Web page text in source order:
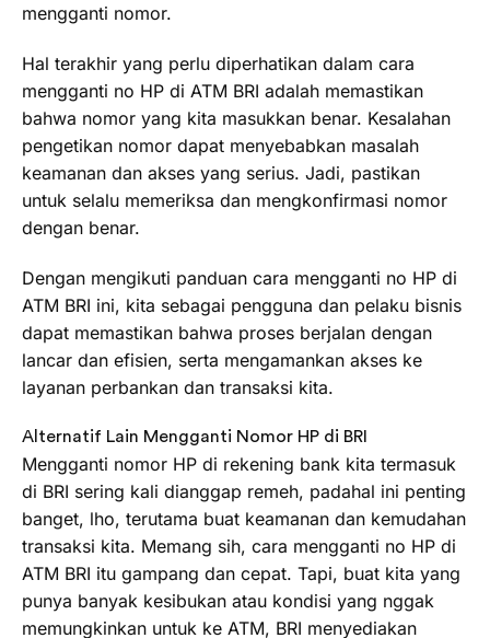
mengganti nomor.
Hal terakhir yang perlu diperhatikan dalam cara
mengganti no HP di ATM BRI adalah memastikan
bahwa nomor yang kita masukkan benar. Kesalahan
pengetikan nomor dapat menyebabkan masalah
keamanan dan akses yang serius. Jadi, pastikan
untuk selalu memeriksa dan mengkonfirmasi nomor
dengan benar.
Dengan mengikuti panduan cara mengganti no HP di
ATM BRI ini, kita sebagai pengguna dan pelaku bisnis
dapat memastikan bahwa proses berjalan dengan
lancar dan efisien, serta mengamankan akses ke
layanan perbankan dan transaksi kita.
Alternatif Lain Mengganti Nomor HP di BRI
Mengganti nomor HP di rekening bank kita termasuk
di BRI sering kali dianggap remeh, padahal ini penting
banget, lho, terutama buat keamanan dan kemudahan
transaksi kita. Memang sih, cara mengganti no HP di
ATM BRI itu gampang dan cepat. Tapi, buat kita yang
punya banyak kesibukan atau kondisi yang nggak
memungkinkan untuk ke ATM, BRI menyediakan